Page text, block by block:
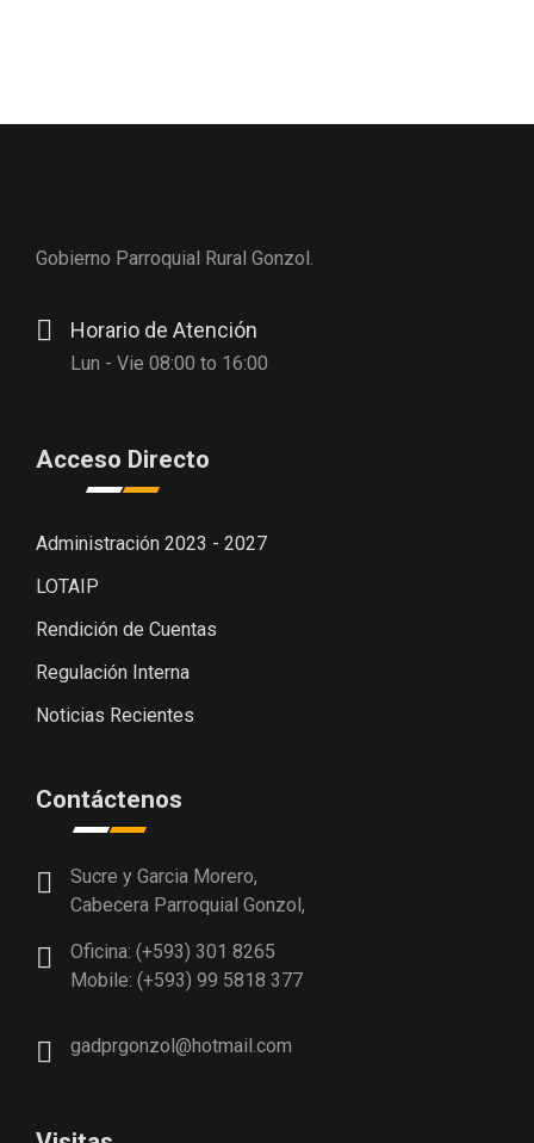
Gobierno Parroquial Rural Gonzol.
Horario de Atención
Lun - Vie 08:00 to 16:00
Acceso Directo
Administración 2023 - 2027
LOTAIP
Rendición de Cuentas
Regulación Interna
Noticias Recientes
Contáctenos
Sucre y Garcia Morero,
Cabecera Parroquial Gonzol,
Oficina: (+593) 301 8265
Mobile: (+593) 99 5818 377
gadprgonzol@hotmail.com